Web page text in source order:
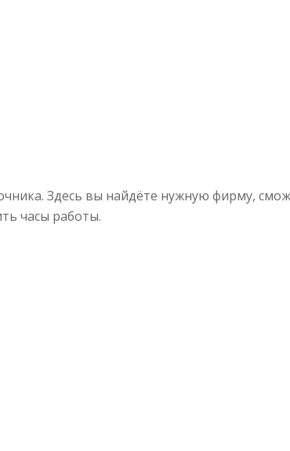
Здесь вы найдёте нужную фирму,
часы работы.